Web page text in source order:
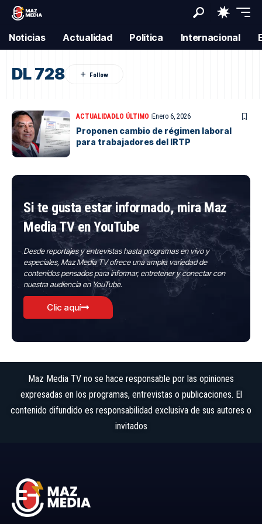
Noticias Actualidad Política Internacional
DL 728
ACTUALIDADLO ÚLTIMO Enero 6, 2026
Proponen cambio de régimen laboral
para trabajadores del IRTP
Si te gusta estar informado, mira Maz
Media TV en YouTube
Desde reportajes y entrevistas hasta programas en vivo y
especiales, Maz Media TV ofrece una amplia variedad de
contenidos pensados para informar, entretener y conectar con
nuestra audiencia en YouTube.
Clic aquí
Maz Media TV no se hace responsable por las opiniones
expresadas en los programas, entrevistas o publicaciones. El
contenido difundido es responsabilidad exclusiva de sus autores o
invitados